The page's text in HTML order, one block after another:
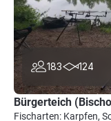
183 124
Bürgerteich
Fischarten: Karpfen,